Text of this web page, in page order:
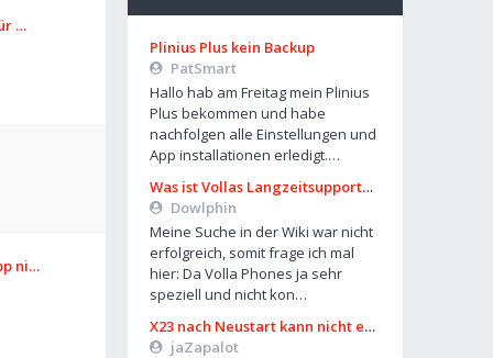
Plinius Plus kein Backup
PatSmart
Hallo hab am Freitag mein Plinius
Plus bekommen und habe
nachfolgen alle Einstellungen und
App installationen erledigt.…
Was ist Vollas Langzeitsupportplan?
Dowlphin
Meine Suche in der Wiki war nicht
erfolgreich, somit frage ich mal
hier: Da Volla Phones ja sehr
speziell und nicht kon…
X23 nach Neustart kann nicht entsperrt werden
jaZapalot
…
ni…